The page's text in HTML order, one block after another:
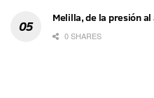
Melilla, de la presión
0 SHARES